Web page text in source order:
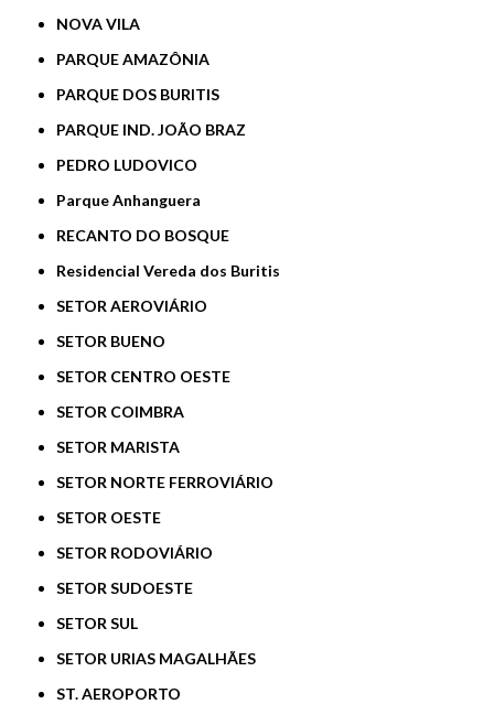
NOVA VILA
PARQUE AMAZÔNIA
PARQUE DOS BURITIS
PARQUE IND. JOÃO BRAZ
PEDRO LUDOVICO
Parque Anhanguera
RECANTO DO BOSQUE
Residencial Vereda dos Buritis
SETOR AEROVIÁRIO
SETOR BUENO
SETOR CENTRO OESTE
SETOR COIMBRA
SETOR MARISTA
SETOR NORTE FERROVIÁRIO
SETOR OESTE
SETOR RODOVIÁRIO
SETOR SUDOESTE
SETOR SUL
SETOR URIAS MAGALHÃES
ST. AEROPORTO